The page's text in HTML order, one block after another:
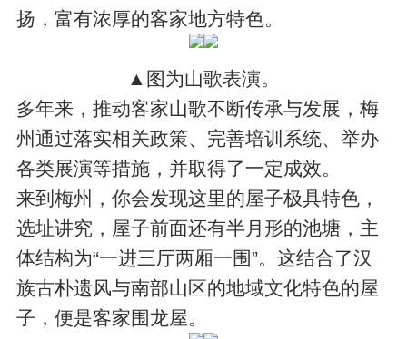
扬，富有浓厚的客家地方特色。
▲图为山歌表演。
多年来，推动客家山歌不断传承与发展，梅
州通过落实相关政策、完善培训系统、举办
各类展演等措施，并取得了一定成效。
来到梅州，你会发现这里的屋子极具特色，
选址讲究，屋子前面还有半月形的池塘，主
体结构为“一进三厅两厢一围”。这结合了汉
族古朴遗风与南部山区的地域文化特色的屋
子，便是客家围龙屋。